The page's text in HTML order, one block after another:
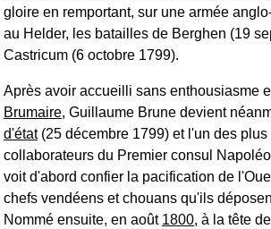
gloire en remportant, sur une armée
au Helder, les batailles de Berghen (19
Castricum (6 octobre 1799).
Après avoir accueilli sans enthousiasme
Brumaire, Guillaume Brune devient
d'état(25 décembre 1799) et l'un des plus
collaborateurs du Premier consul
voit d'abord confier la pacification de
chefs vendéens et chouans qu'ils
Nommé ensuite, en août 1800, à la tête